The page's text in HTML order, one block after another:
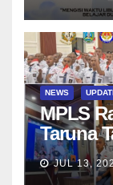
NEWS
MPLS
Taruna
Taruna
JUL 13,